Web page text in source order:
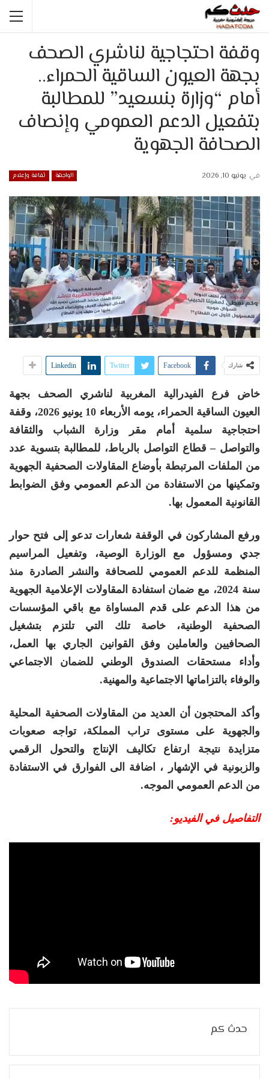
وقفة احتجاجية لناشري الصحف
بجهة العيون الساقية الحمراء..
أمام “وزارة بنسعيد” للمطالبة
بتفعيل الدعم العمومي وإنصاف
الصحافة الجهوية
الواجهة ثقافة وإعلام في يونيو 10, 2026
شارك Facebook
Twitter
Linkedin
خاض فرع الفيدرالية المغربية لناشري الصحف بجهة
العيون الساقية الحمراء، يومه الأربعاء 10 يونيو 2026، وقفة
احتجاجية سلمية أمام مقر وزارة الشباب والثقافة
والتواصل – قطاع التواصل بالرباط، للمطالبة بتسوية عدد
من الملفات المرتبطة بأوضاع المقاولات الصحفية الجهوية
وتمكينها من الاستفادة من الدعم العمومي وفق الضوابط
القانونية المعمول بها.
ورفع المشاركون في الوقفة شعارات تدعو إلى فتح حوار
جدي ومسؤول مع الوزارة الوصية، وتفعيل المراسيم
المنظمة للدعم العمومي للصحافة والنشر الصادرة منذ
سنة 2024، مع ضمان استفادة المقاولات الإعلامية الجهوية
من هذا الدعم على قدم المساواة مع باقي المؤسسات
الصحفية الوطنية، خاصة تلك التي تلتزم بتشغيل
الصحافيين والعاملين وفق القوانين الجاري بها العمل،
وأداء مستحقات الصندوق الوطني للضمان الاجتماعي
والوفاء بالتزاماتها الاجتماعية والمهنية.
وأكد المحتجون أن العديد من المقاولات الصحفية المحلية
والجهوية على مستوى تراب المملكة، تواجه صعوبات
متزايدة نتيجة ارتفاع تكاليف الإنتاج والتحول الرقمي
والزبونية في الإشهار ، اضافة الى الفوارق في الاستفادة
من الدعم العمومي الموجه.
التفاصيل في الفيديو:
حدث كم